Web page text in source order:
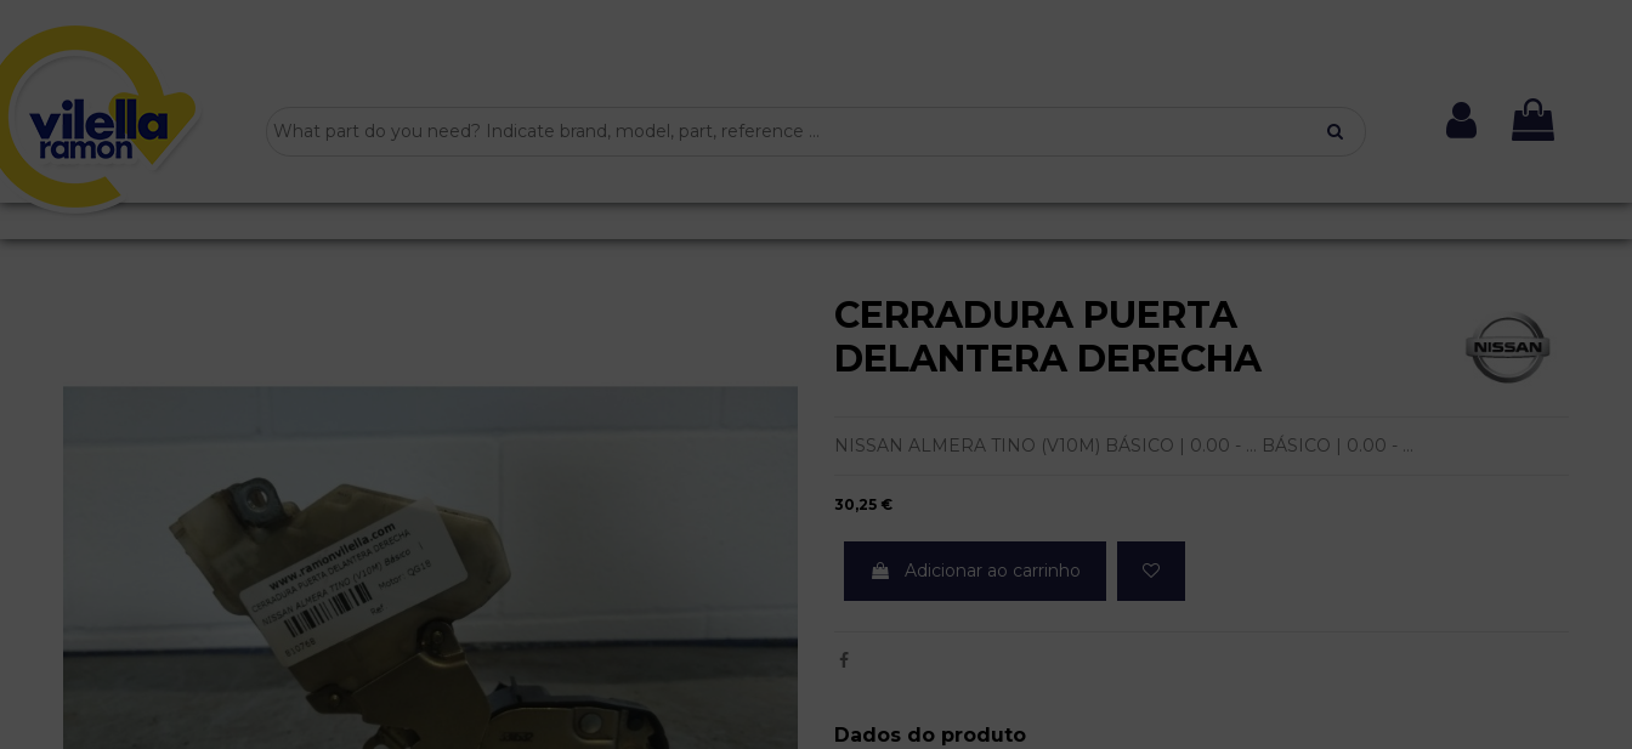
CERRADURA PUERTA
DELANTERA DERECHA
NISSAN ALMERA TINO (V10M) BÁSICO | 0.00 - ... BÁSICO | 0.00 - ...
30,25 €
Adicionar ao carrinho
Dados do produto